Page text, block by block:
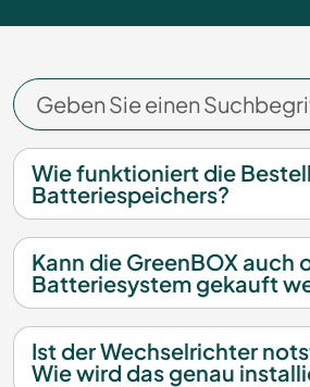
Wie funktioniert die
Batteriespeichers?
Kann die GreenBOX auch
Batteriesystem gekauft
Ist der Wechselrichter
Wie wird das genau